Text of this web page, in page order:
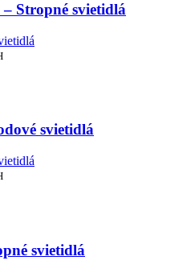
Stropné svietidlá
svietidlá
svietidlá